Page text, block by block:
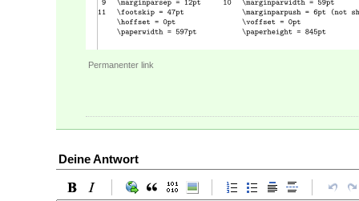
Permanenter link
Deine Antwort